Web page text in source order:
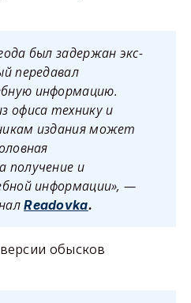
был задержан экс-
передавал
информацию.
офиса технику и
издания может
получение и
информации», —
Readovka.
обысков